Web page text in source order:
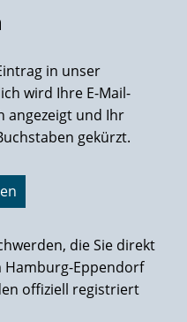
-
glaubt,
in unser
wird Ihre E-Mail-
angezeigt und Ihr
gekürzt.
die Sie direkt
Eppendorf
offiziell registriert